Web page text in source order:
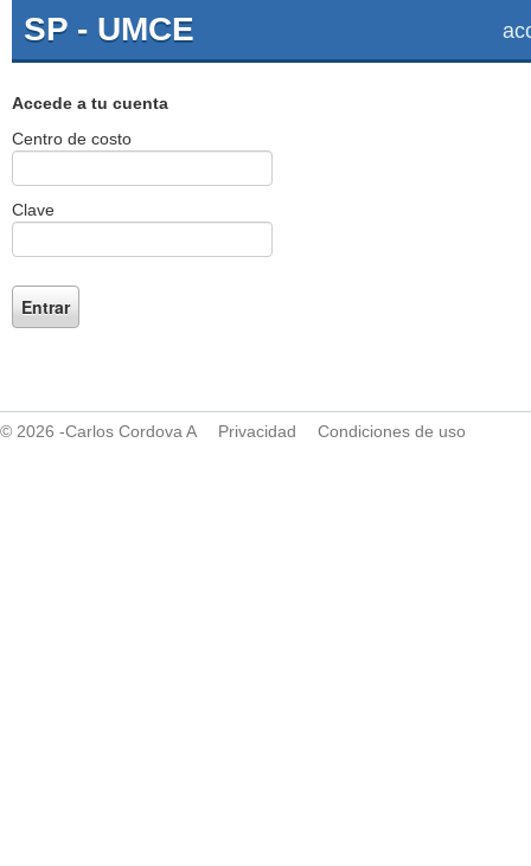
SP - UMCE
Accede a tu cuenta
Centro de costo
Clave
© 2026 -Carlos Cordova A Privacidad Condiciones de uso